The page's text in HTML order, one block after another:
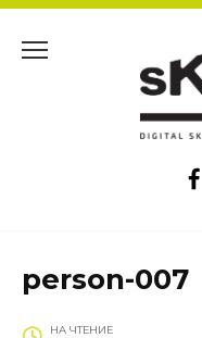
person-007
НА ЧТЕНИЕ